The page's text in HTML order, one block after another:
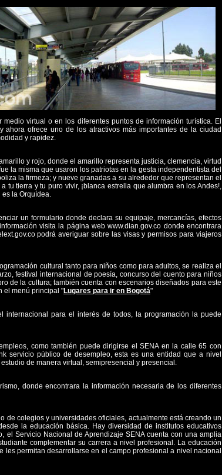
virtual o en los diferentes puntos de información turística. El
ofrece uno de los atractivos más importantes de la ciudad
y rapidez.
y rojo, donde el amarillo representa justicia, clemencia, virtud
la misma que usaron los patriotas en la gesta independentista del
la firmeza; y nueve granadas a su alrededor que representan el
tu tierra y tu puro vivir, ¡blanca estrella que alumbra en los Andes!,
la Orquídea.
un formulario donde declara su equipaje, mercancías, efectos
visita la página web www.dian.gov.co donde encontrara
podrá averiguar sobre las visas y permisos para viajeros
cultural tanto para niños como para adultos, se realiza el
festival internacional de poesía, concurso del cuento para niños
de la cultura; también cuenta con escenarios diseñados para este
el menú principal "Lugares para ir en Bogotá"
para el interés de todos, la programación la puede
como también puede dirigirse el SENA en la calle 65 con
servicio público de desempleo, esta es una entidad que a nivel
de manera virtual, semipresencial y presencial.
donde encontrara la información necesaria de los diferentes
colegios y universidades oficiales, actualmente está creando un
la educación básica. Hay diversidad de institutos educativos
el Servicio Nacional de Aprendizaje SENA cuenta con una amplia
complementar su carrera a nivel profesional. La educación
permitan desarrollarse en el campo profesional a nivel nacional